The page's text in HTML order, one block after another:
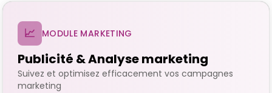
📈 MODULE MARKETING
Publicité & Analyse marketing
Suivez et optimisez efficacement vos campagnes
marketing